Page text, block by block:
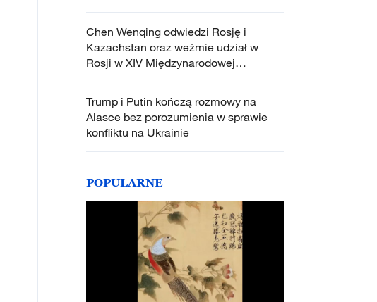
Chen Wenqing odwiedzi Rosję i
Kazachstan oraz weźmie udział w
Rosji w XIV Międzynarodowej
Konferencji Wyższych Przedstawicieli
Trump i Putin kończą rozmowy na
Alasce bez porozumienia w sprawie
konfliktu na Ukrainie
POPULARNE